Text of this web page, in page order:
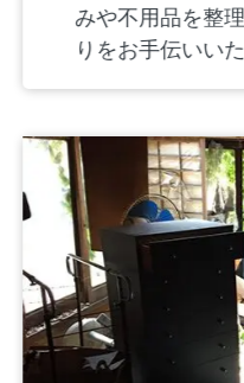
みや不用品を整
りをお手伝いい